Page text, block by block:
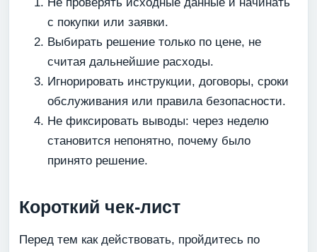
с покупки или заявки.
Выбирать решение только по цене, не
считая дальнейшие расходы.
Игнорировать инструкции, договоры, сроки
обслуживания или правила безопасности.
Не фиксировать выводы: через неделю
становится непонятно, почему было
принято решение.
Короткий чек-лист
Перед тем как действовать, пройдитесь по